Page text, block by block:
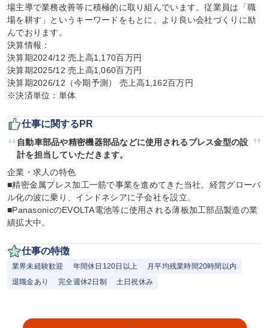
場主導で業務改善等に積極的に取り組んでいます。従業員は「職
場を耕す」というキーワードをもとに、より良い会社づくりに励
んでおります。
決算情報：
決算期2024/12 売上高1,170百万円
決算期2025/12 売上高1,060百万円
決算期2026/12（今期予測） 売上高1,162百万円
※決済単位：単体
仕事に関するPR
自動車部品や精密機器部品などに使用されるプレス金型の設
計を担当していただきます。
企業・求人の特色
■精密金属プレス加工一筋で事業を進めてきた当社。経営グローバ
ル化の波に乗り、インドネシアに子会社を設立。
■PanasonicのEVOLTA電池等に使用される薄板加工部品製造の業
績拡大中。
仕事の特徴
業界未経験歓迎 年間休日120日以上
月平均残業時間20時間以内
退職金あり
完全週休2日制 土日祝休み